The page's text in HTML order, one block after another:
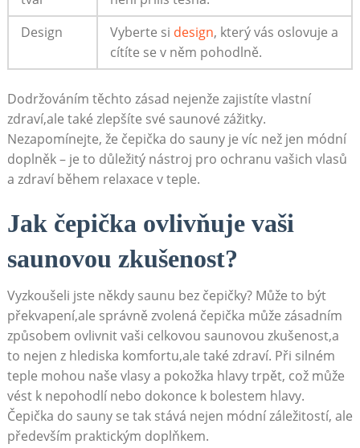
Design
Vyberte si design, který vás oslovuje a
cítíte se v něm pohodlně.
Dodržováním těchto zásad nejenže zajistíte vlastní
zdraví,ale také zlepšíte své saunové zážitky.
Nezapomínejte, že čepička do sauny je víc než jen módní
doplněk – je to důležitý nástroj pro ochranu vašich vlasů
a zdraví během relaxace v teple.
Jak čepička ovlivňuje vaši
saunovou zkušenost?
Vyzkoušeli jste někdy saunu bez čepičky? Může to být
překvapení,ale správně zvolená čepička může zásadním
způsobem ovlivnit vaši celkovou saunovou zkušenost,a
to nejen z hlediska komfortu,ale také zdraví. Při silném
teple mohou naše vlasy a pokožka hlavy trpět, což může
vést k nepohodlí nebo dokonce k bolestem hlavy.
Čepička do sauny se tak stává nejen módní záležitostí, ale
především praktickým doplňkem.